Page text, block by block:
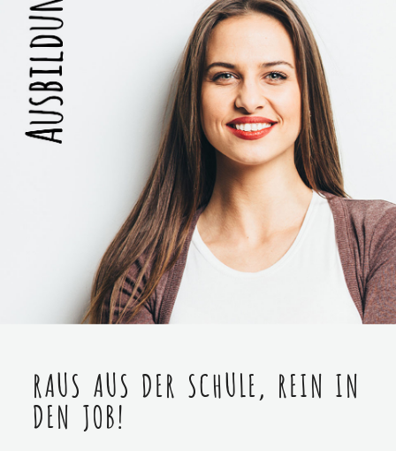
RAUS AUS DER SCHULE, REIN IN
DEN JOB!